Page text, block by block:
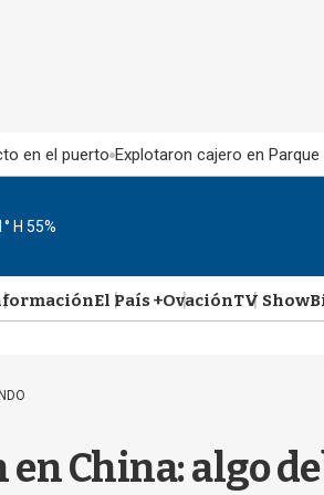
en el puerto Explotaron cajero en
H 55%
El País +OvaciónTV Show
China: algo